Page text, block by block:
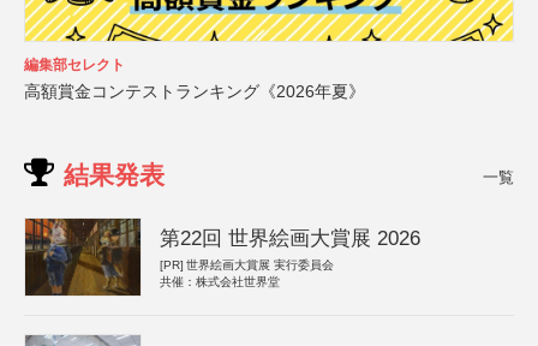
編集部セレクト
高額賞金コンテストランキング《2026年夏》
結果発表 一覧
第22回 世界絵画大賞展 2026
[PR] 世界絵画大賞展 実行委員会
共催：株式会社世界堂